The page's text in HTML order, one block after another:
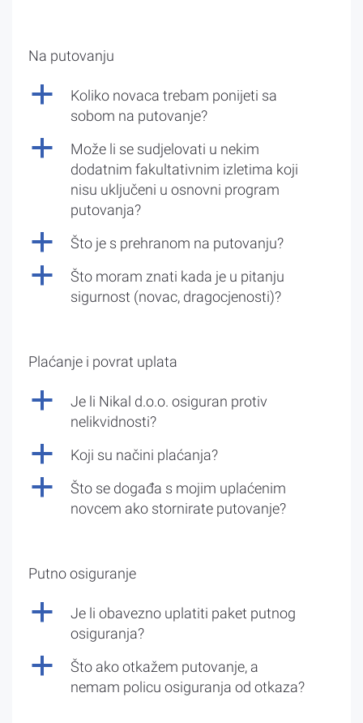
Na putovanju
a
Koliko novaca trebam ponijeti sa
sobom na putovanje?
a
Može li se sudjelovati u nekim
dodatnim fakultativnim izletima koji
nisu uključeni u osnovni program
putovanja?
a Što je s prehranom na putovanju?
a
Što moram znati kada je u pitanju
sigurnost (novac, dragocjenosti)?
Plaćanje i povrat uplata
a
Je li Nikal d.o.o. osiguran protiv
nelikvidnosti?
a Koji su načini plaćanja?
a
Što se događa s mojim uplaćenim
novcem ako stornirate putovanje?
Putno osiguranje
a
Je li obavezno uplatiti paket putnog
osiguranja?
a
Što ako otkažem putovanje, a
nemam policu osiguranja od otkaza?